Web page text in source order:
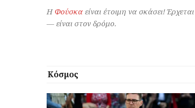
Η Φούσκα είναι έτοιμη να σκάσει!
— είναι στον δρόμο.
Κόσμος